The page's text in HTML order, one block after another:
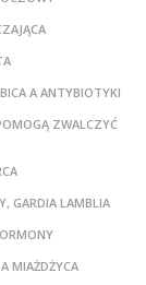
A ANTYBIOTYKI
ZWALCZYĆ
GARDIA LAMBLIA
MIAŻDŻYCA